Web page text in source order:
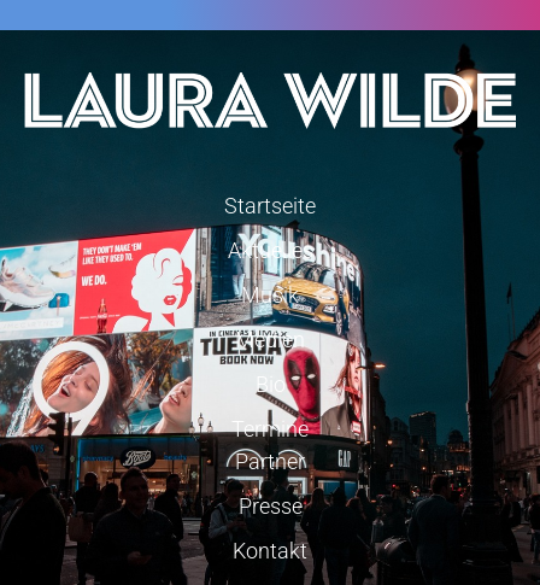
Startseite
Aktuelles
Musik
Medien
Bio
Termine
Partner
Presse
Kontakt